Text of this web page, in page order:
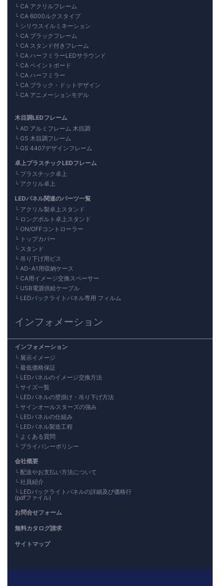
CA アクリルフレーム
CA 6000ルクスタイプ
シリウスイルミネーション
CA ブラックフレーム
CA スタンド付きフレーム
CA ハーフミラーLEDサラウンド
CA ペイントボード
CA ハーフミラー
CA ブラック・ドットデザイン
CA アニメーションモデル
木目調LEDフレーム
AD アルミフレーム 木目調
GS 木目調フレーム
GS 4407デザインフレーム
卓上プラスチックLEDフレーム
プラスチック卓上
アクリル卓上
LEDパネル関連のパーツ一覧
アクリル製卓上スタンド
ロングボルト卓上スタンド
ON/OFFコントローラー
トップカバー
スタンド
吊り下げ用ビス
AD-A1用収納ケース
CA用イメージ交換スペーサー
USB電源供給ケーブル
LEDバックライトパネル専用 フィルム
インフォメーション
インフォメーション
展示イメージ
最低価格保証
LEDパネルのイメージ交換方法
サイズ一覧
LEDパネルの壁掛け・吊り下げ方法
サインオールスターズの強み
LEDパネルの仕組み
LEDパネル製造工程
よくある質問
プライバシーポリシー
会社概要
配送やお支払い方法について
社員紹介
LEDバックライトパネルの詳細及び価格行
(pdfファイル)
お問合せフォーム
無料カタログ請求
サイトマップ